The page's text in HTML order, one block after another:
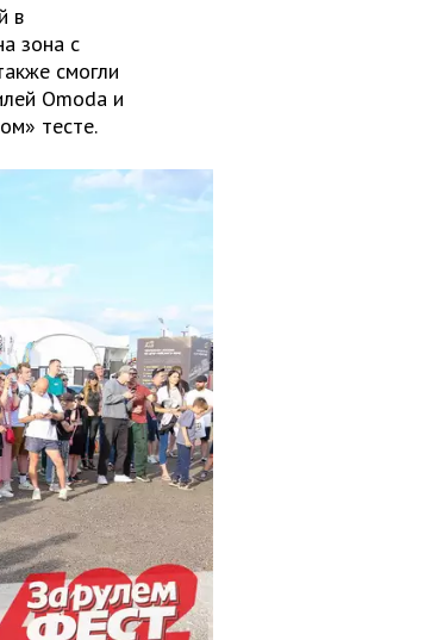
в
зона с
смогли
Omoda и
тесте.